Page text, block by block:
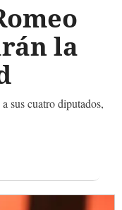
la
sus cuatro diputados,